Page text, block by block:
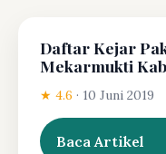
Daftar Kejar
Mekarmukti
★ 4.6 · 10 Juni 2019
Baca Artikel